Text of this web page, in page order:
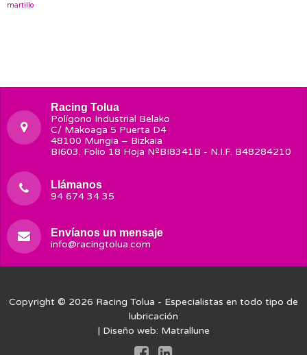
martillo
Racing Tolua
Polígono Industrial Belako
C/ Makoaga 5 Puerta D4
48100 Mungia – Bizkaia
BI603. Folio 18 Hoja NºBI8341B - N.I.F. B48284210
Llámanos
94 674 34 35
Envíanos un mensaje
info@racingtolua.com
Copyright © 2026 Racing Tolua - Especialistas en todo tipo de
lubricación
| Diseño web: Matrallune